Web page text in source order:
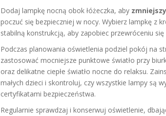
Dodaj lampkę nocną obok łóżeczka, aby
poczuć się bezpieczniej w nocy. Wybierz lampkę z
stabilną konstrukcją, aby zapobiec przewróceniu się
Podczas planowania oświetlenia podziel pokój na
zastosować mocniejsze punktowe światło przy
oraz delikatne ciepłe światło nocne do relaksu.
małych dzieci i skontroluj, czy wszystkie lampy są
certyfikatami bezpieczeństwa.
Regularnie sprawdzaj i konserwuj oświetlenie,